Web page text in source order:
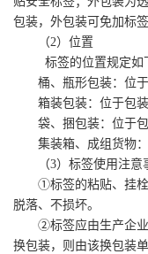
包装，外包装可免加标签
（2）位置
标签的位置规定如
桶、瓶形包装：位
箱装包装：位于包
袋、捆包装：位于包
集装箱、成组货物
（3）标签使用注意
①标签的粘贴、挂
脱落、不损坏。
②标签应由生产企
换包装，则由该换包装